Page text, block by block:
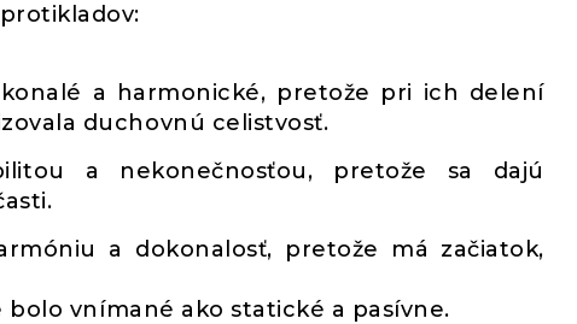
a harmonické, pretože pri ich delení
duchovnú celistvosť.
a nekonečnosťou, pretože sa dajú
a dokonalosť, pretože má začiatok,
vnímané ako statické a pasívne.